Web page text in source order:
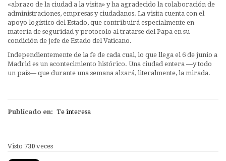
«abrazo de la ciudad a la visita» y ha agradecido la colaboración de
administraciones, empresas y ciudadanos. La visita cuenta con el
apoyo logístico del Estado, que contribuirá especialmente en
materia de seguridad y protocolo al tratarse del Papa en su
condición de jefe de Estado del Vaticano.
Independientemente de la fe de cada cual, lo que llega el 6 de junio a
Madrid es un acontecimiento histórico. Una ciudad entera —y todo
un país— que durante una semana alzará, literalmente, la mirada.
Publicado en: Te interesa
Visto 730 veces